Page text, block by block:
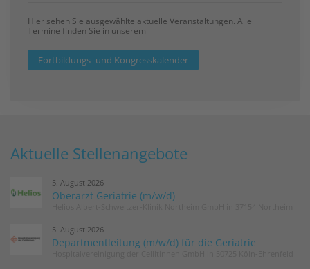
Hier sehen Sie ausgewählte aktuelle Veranstaltungen. Alle
Termine finden Sie in unserem
Fortbildungs- und Kongresskalender
Aktuelle Stellenangebote
5. August 2026
Oberarzt Geriatrie (m/w/d)
5. August 2026
Departmentleitung (m/w/d) für die Geriatrie